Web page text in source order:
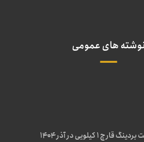
های عمومی
1 کیلویی در آذر ۱۴۰۴